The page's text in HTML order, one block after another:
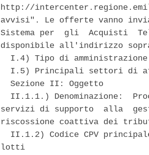
http://
avvisi". Le offerte vanno
Sistema per  gli  Acquisti
disponibile all'indirizzo
I.4) Tipo di
I.5) Principali settori di
  Sezione II: Oggetto
II.1.1.) Denominazione:
servizi di supporto  alla
riscossione coattiva dei
II.1.2) Codice CPV
lotti